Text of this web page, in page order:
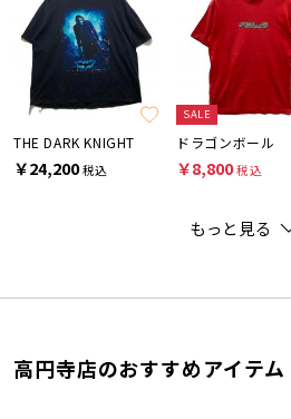
THE DARK KNIGHT
￥24,200税込
SALE
ドラゴンボール
￥8,800税込
もっと見る
高円寺店のおすすめアイテム